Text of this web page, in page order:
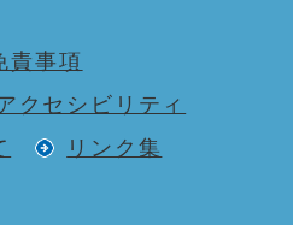
責事項
クセシビリティ
リンク集